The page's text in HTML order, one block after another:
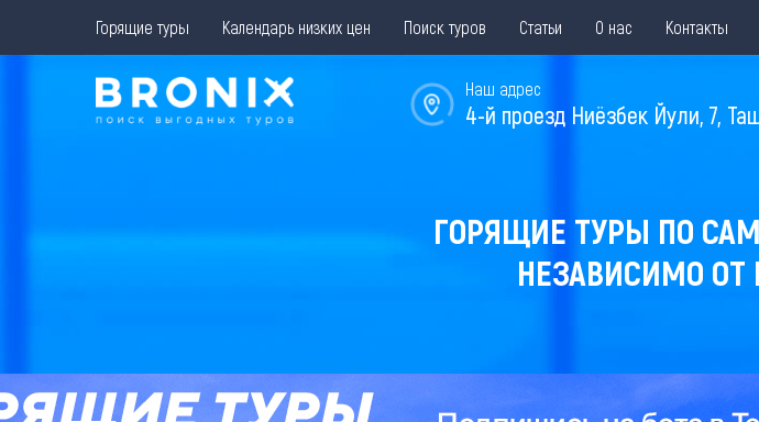
Горящие туры Календарь низких цен Поиск туров Статьи О нас Контакты
Наш адрес
4-й проезд Ниёзбек Йули, 7,
ГОРЯЩИЕ ТУРЫ ПО
НЕЗАВИСИМО ОТ